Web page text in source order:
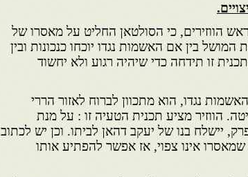
הווזירים, כי הסולטאן החליט על מאסרו של
בין אם האשמות נגדו יוכחו כנכונות ובין
זו תידחה כדי שיהיה רגוע ולא יחשוד
נגדו, הוא מתכוון לברוח לאזור הררי
הווזיר מציע תכנית הטעיה זו : על מנת
יישלח בנו של יעקב דהאן לביתו. וכן יש לכתוב
שמאסרו אינו צפוי, אז אפשר להפתיע אותו